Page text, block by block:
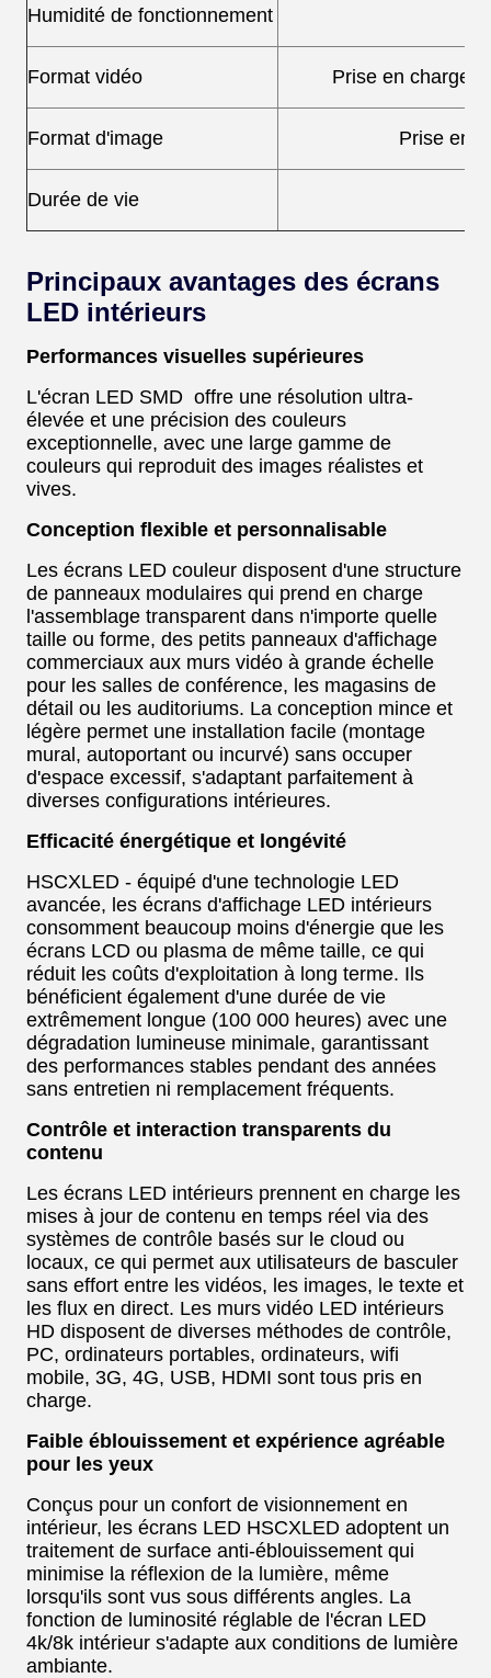
Humidité de fonctionnement
Format vidéo Prise en charge
Format d'image Prise en
Durée de vie
Principaux avantages des écrans
LED intérieurs
Performances visuelles supérieures
L'écran LED SMD offre une résolution ultra-
élevée et une précision des couleurs
exceptionnelle, avec une large gamme de
couleurs qui reproduit des images réalistes et
vives.
Conception flexible et personnalisable
Les écrans LED couleur disposent d'une structure
de panneaux modulaires qui prend en charge
l'assemblage transparent dans n'importe quelle
taille ou forme, des petits panneaux d'affichage
commerciaux aux murs vidéo à grande échelle
pour les salles de conférence, les magasins de
détail ou les auditoriums. La conception mince et
légère permet une installation facile (montage
mural, autoportant ou incurvé) sans occuper
d'espace excessif, s'adaptant parfaitement à
diverses configurations intérieures.
Efficacité énergétique et longévité
HSCXLED - équipé d'une technologie LED
avancée, les écrans d'affichage LED intérieurs
consomment beaucoup moins d'énergie que les
écrans LCD ou plasma de même taille, ce qui
réduit les coûts d'exploitation à long terme. Ils
bénéficient également d'une durée de vie
extrêmement longue (100 000 heures) avec une
dégradation lumineuse minimale, garantissant
des performances stables pendant des années
sans entretien ni remplacement fréquents.
Contrôle et interaction transparents du
contenu
Les écrans LED intérieurs prennent en charge les
mises à jour de contenu en temps réel via des
systèmes de contrôle basés sur le cloud ou
locaux, ce qui permet aux utilisateurs de basculer
sans effort entre les vidéos, les images, le texte et
les flux en direct. Les murs vidéo LED intérieurs
HD disposent de diverses méthodes de contrôle,
PC, ordinateurs portables, ordinateurs, wifi
mobile, 3G, 4G, USB, HDMI sont tous pris en
charge.
Faible éblouissement et expérience agréable
pour les yeux
Conçus pour un confort de visionnement en
intérieur, les écrans LED HSCXLED adoptent un
traitement de surface anti-éblouissement qui
minimise la réflexion de la lumière, même
lorsqu'ils sont vus sous différents angles. La
fonction de luminosité réglable de l'écran LED
4k/8k intérieur s'adapte aux conditions de lumière
ambiante.